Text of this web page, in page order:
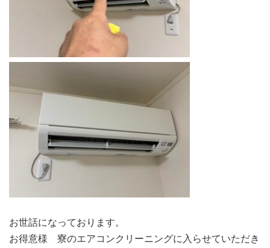
お世話になっております。
お得意様 寮のエアコンクリーニングに入らせていただき